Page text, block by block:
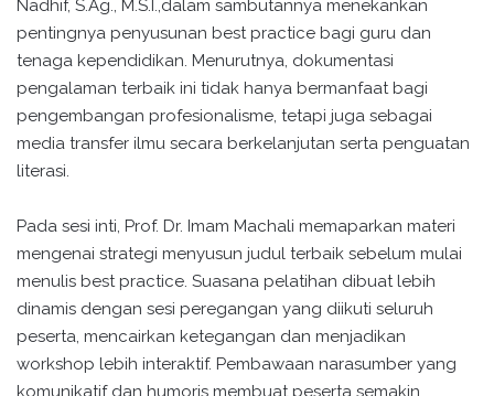
Nadhif, S.Ag., M.S.I.,dalam sambutannya menekankan
pentingnya penyusunan best practice bagi guru dan
tenaga kependidikan. Menurutnya, dokumentasi
pengalaman terbaik ini tidak hanya bermanfaat bagi
pengembangan profesionalisme, tetapi juga sebagai
media transfer ilmu secara berkelanjutan serta penguatan
literasi.
Pada sesi inti, Prof. Dr. Imam Machali memaparkan materi
mengenai strategi menyusun judul terbaik sebelum mulai
menulis best practice. Suasana pelatihan dibuat lebih
dinamis dengan sesi peregangan yang diikuti seluruh
peserta, mencairkan ketegangan dan menjadikan
workshop lebih interaktif. Pembawaan narasumber yang